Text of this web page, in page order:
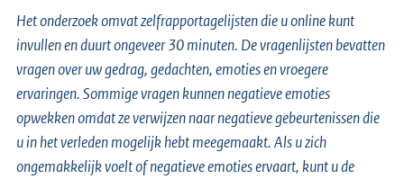
Het onderzoek omvat zelfrapportagelijsten die u online kunt
invullen en duurt ongeveer 30 minuten. De vragenlijsten bevatten
vragen over uw gedrag, gedachten, emoties en vroegere
ervaringen. Sommige vragen kunnen negatieve emoties
opwekken omdat ze verwijzen naar negatieve gebeurtenissen die
u in het verleden mogelijk hebt meegemaakt. Als u zich
ongemakkelijk voelt of negatieve emoties ervaart, kunt u de